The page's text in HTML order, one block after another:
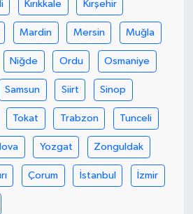
Kırıkkale Kırşehir
Mardin Mersin Muğla
Niğde Ordu Osmaniye
Samsun Siirt Sinop
Tokat Trabzon Tunceli
Yozgat Zonguldak
Çorum İstanbul İzmir